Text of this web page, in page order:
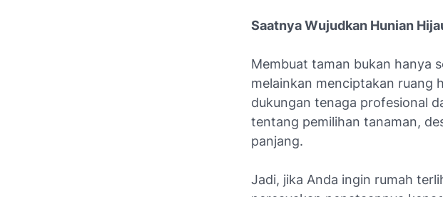
Saatnya Wujudkan Hunian
Membuat taman bukan hanya
melainkan menciptakan ruang
dukungan tenaga profesional
tentang pemilihan tanaman,
panjang.
Jadi, jika Anda ingin rumah